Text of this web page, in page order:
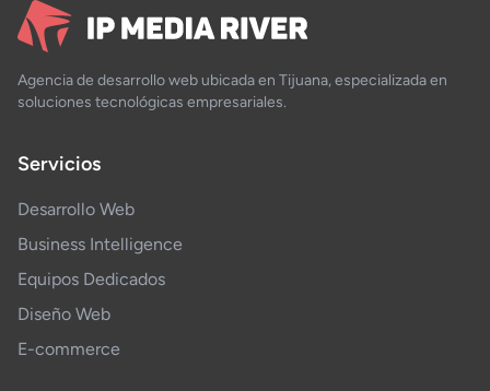
Agencia de desarrollo web ubicada en Tijuana, especializada en
soluciones tecnológicas empresariales.
Servicios
Desarrollo Web
Business Intelligence
Equipos Dedicados
Diseño Web
E-commerce